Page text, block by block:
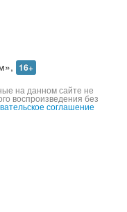
16+
на данном сайте не
воспроизведения без
соглашение